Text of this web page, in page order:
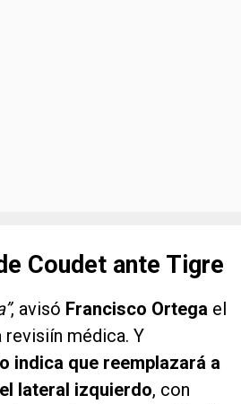
Coudet ante Tigre
, avisó Francisco Ortega el
revisiín médica. Y
indica que reemplazará a
lateral izquierdo, con